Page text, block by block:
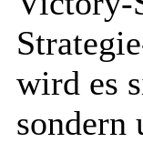
wird es
sondern